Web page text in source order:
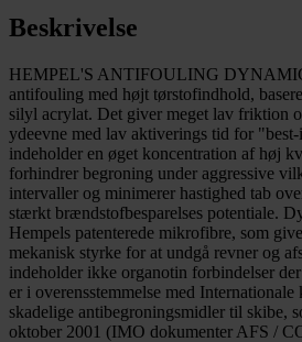
Beskrivelse
HEMPEL'S ANTIFOULING
antifouling med højt tørstofindhold,
silyl acrylat. Det giver meget lav friktion
ydeevne med lav aktiverings tid for
indeholder en øget koncentration af høj
forhindrer begroning under aggressive
intervaller og minimerer hastighed tab
stærkt brændstofbesparelses potentiale.
Hempels patenterede mikrofibre, som
mekanisk styrke for at undgå revner og
indeholder ikke organotin forbindelser
er i overensstemmelse med
skadelige antibegroningsmidler til skibe,
oktober 2001 (IMO dokumenter AFS /